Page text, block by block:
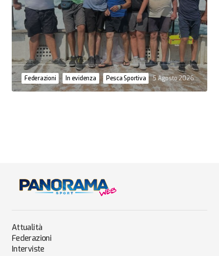
Federazioni In evidenza Pesca Sportiva 5 Agosto 2026
Attualità
Federazioni
Interviste